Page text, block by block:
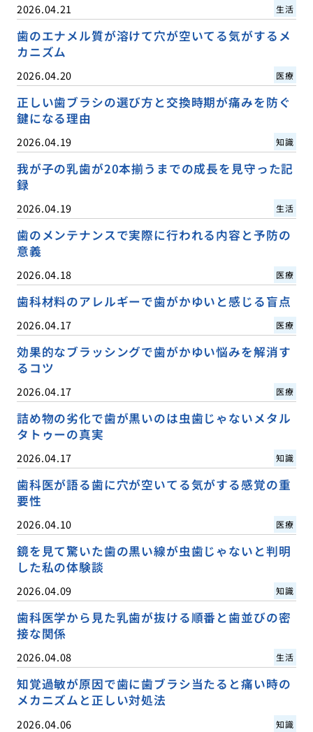
2026.04.21 生活
歯のエナメル質が溶けて穴が空いてる気がするメ
カニズム
2026.04.20 医療
正しい歯ブラシの選び方と交換時期が痛みを防ぐ
鍵になる理由
2026.04.19 知識
我が子の乳歯が20本揃うまでの成長を見守った記
録
2026.04.19 生活
歯のメンテナンスで実際に行われる内容と予防の
意義
2026.04.18 医療
歯科材料のアレルギーで歯がかゆいと感じる盲点
2026.04.17 医療
効果的なブラッシングで歯がかゆい悩みを解消す
るコツ
2026.04.17 医療
詰め物の劣化で歯が黒いのは虫歯じゃないメタル
タトゥーの真実
2026.04.17 知識
歯科医が語る歯に穴が空いてる気がする感覚の重
要性
2026.04.10 医療
鏡を見て驚いた歯の黒い線が虫歯じゃないと判明
した私の体験談
2026.04.09 知識
歯科医学から見た乳歯が抜ける順番と歯並びの密
接な関係
2026.04.08 生活
知覚過敏が原因で歯に歯ブラシ当たると痛い時の
メカニズムと正しい対処法
2026.04.06 知識